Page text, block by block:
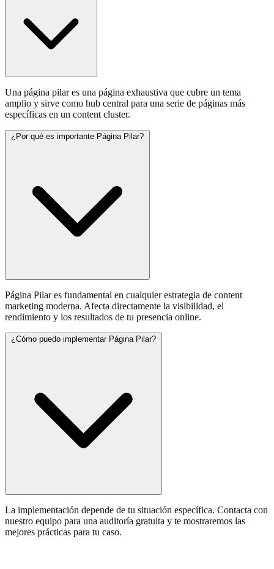
Una página pilar es una página exhaustiva que cubre un tema
amplio y sirve como hub central para una serie de páginas más
específicas en un content cluster.
¿Por qué es importante Página Pilar?
Página Pilar es fundamental en cualquier estrategia de content
marketing moderna. Afecta directamente la visibilidad, el
rendimiento y los resultados de tu presencia online.
¿Cómo puedo implementar Página Pilar?
La implementación depende de tu situación específica. Contacta con
nuestro equipo para una auditoría gratuita y te mostraremos las
mejores prácticas para tu caso.